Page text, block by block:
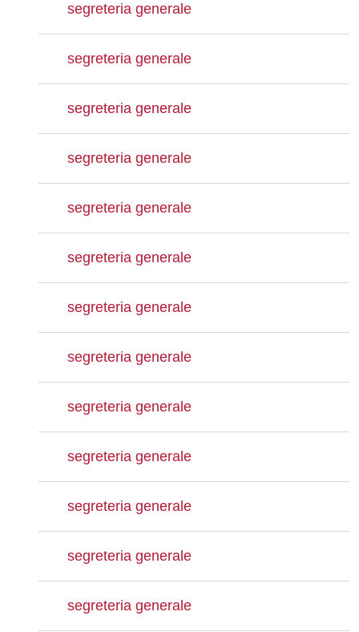
segreteria generale
segreteria generale
segreteria generale
segreteria generale
segreteria generale
segreteria generale
segreteria generale
segreteria generale
segreteria generale
segreteria generale
segreteria generale
segreteria generale
segreteria generale